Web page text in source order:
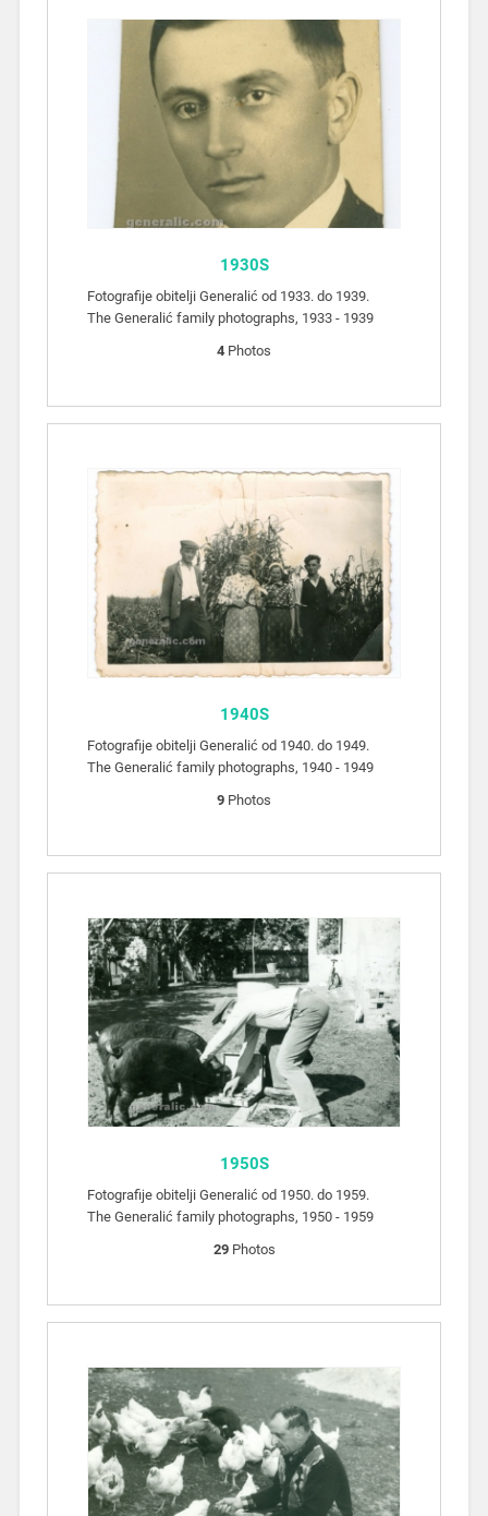
1930S
Fotografije obitelji Generalić od 1933. do 1939.
The Generalić family photographs, 1933 - 1939
4 Photos
1940S
Fotografije obitelji Generalić od 1940. do 1949.
The Generalić family photographs, 1940 - 1949
9 Photos
1950S
Fotografije obitelji Generalić od 1950. do 1959.
The Generalić family photographs, 1950 - 1959
29Photos